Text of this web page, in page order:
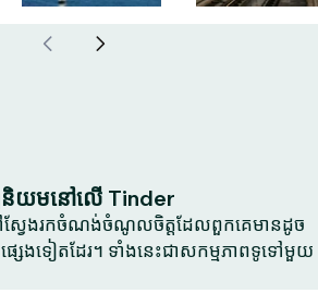
យមនៅលើ Tinder
ស្វែងរកចំណង់ចំណូលចិត្តដែលពួកគេមានដូច
ងទៀតដែរ។ ទាំងនេះជាសកម្មភាពទូទៅមួយ